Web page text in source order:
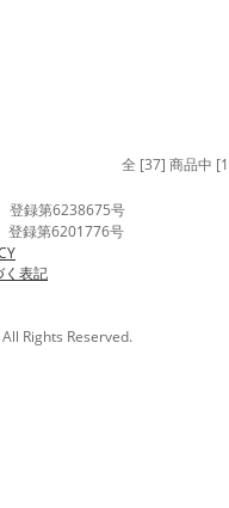
全 [37] 商品中
録第6238675号
録第6201776号
く表記
Rights Reserved.